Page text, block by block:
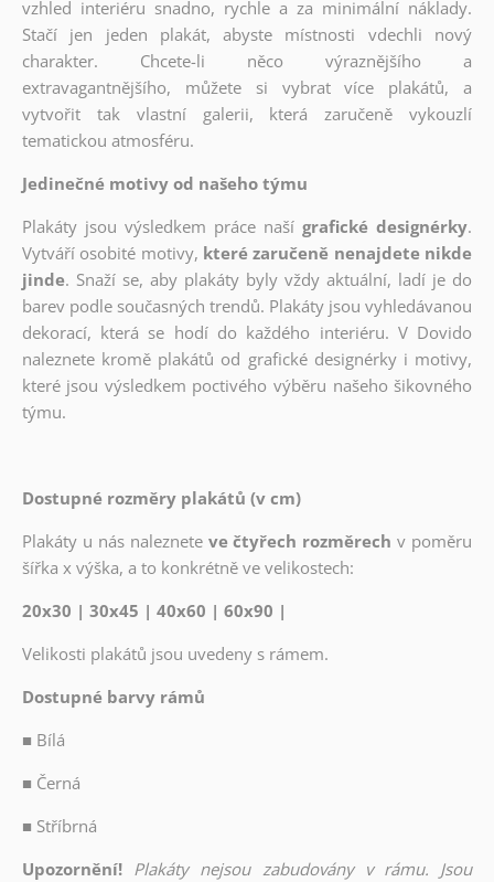
vzhled interiéru snadno, rychle a za minimální náklady.
Stačí jen jeden plakát, abyste místnosti vdechli nový
charakter. Chcete-li něco výraznějšího a
extravagantnějšího, můžete si vybrat více plakátů, a
vytvořit tak vlastní galerii, která zaručeně vykouzlí
tematickou atmosféru.
Jedinečné motivy od našeho týmu
Plakáty jsou výsledkem práce naší grafické designérky.
Vytváří osobité motivy, které zaručeně nenajdete nikde
jinde. Snaží se, aby plakáty byly vždy aktuální, ladí je do
barev podle současných trendů. Plakáty jsou vyhledávanou
dekorací, která se hodí do každého interiéru. V Dovido
naleznete kromě plakátů od grafické designérky i motivy,
které jsou výsledkem poctivého výběru našeho šikovného
týmu.
Dostupné rozměry plakátů (v cm)
Plakáty u nás naleznete ve čtyřech rozměrech v poměru
šířka x výška, a to konkrétně ve velikostech:
20x30 | 30x45 | 40x60 | 60x90 |
Velikosti plakátů jsou uvedeny s rámem.
Dostupné barvy rámů
■ Bílá
■ Černá
■ Stříbrná
Upozornění! Plakáty nejsou zabudovány v rámu. Jsou